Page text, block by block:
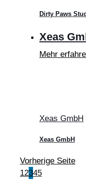
Dirty Paws
Xeas
Mehr
Xeas GmbH
Xeas GmbH
Vorherige Seite
12345